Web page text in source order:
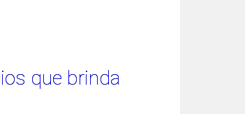
que brinda